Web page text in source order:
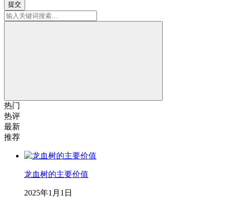
提交
热门
热评
最新
推荐
龙血树的主要价值
2025年1月1日